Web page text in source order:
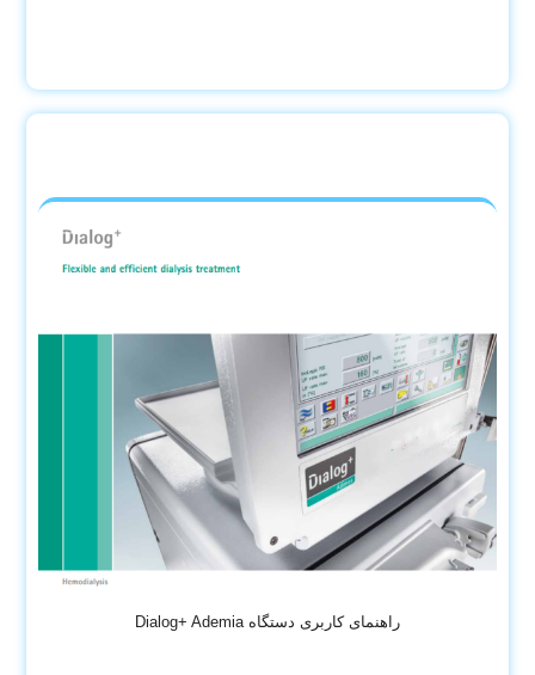
راهنمای کاربری دستگاه Dialog+ Ademia